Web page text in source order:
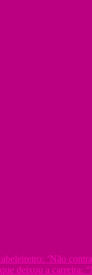
‘Não
deixou a carreira: